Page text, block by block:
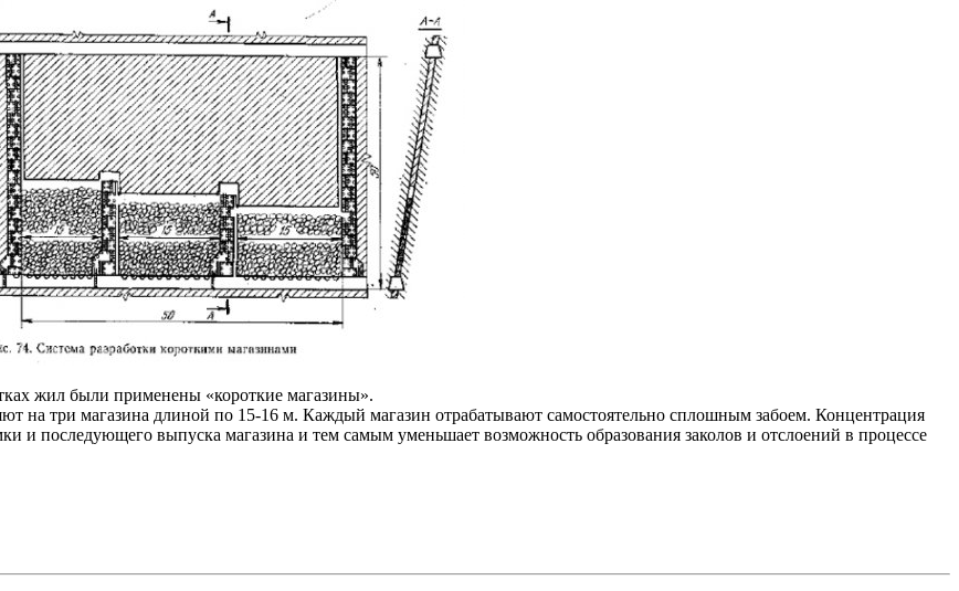
жил были применены «короткие магазины».
на три магазина длиной по 15-16 м. Каждый магазин отрабатывают самостоятельно сплошным забоем. Концентрация
и последующего выпуска магазина и тем самым уменьшает возможность образования заколов и отслоений в процессе